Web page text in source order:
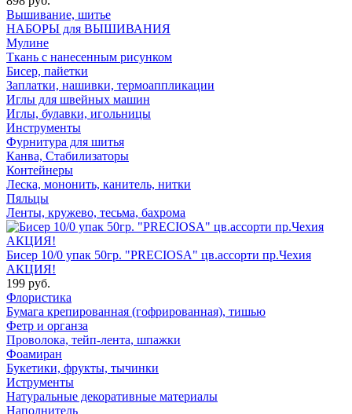
Вышивание, шитье
НАБОРЫ для ВЫШИВАНИЯ
Мулине
Ткань с нанесенным рисунком
Бисер, пайетки
Заплатки, нашивки, термоаппликации
Иглы для швейных машин
Иглы, булавки, игольницы
Инструменты
Фурнитура для шитья
Канва, Стабилизаторы
Контейнеры
Леска, мононить, канитель, нитки
Пяльцы
Ленты, кружево, тесьма, бахрома
Бисер 10/0 упак 50гр. "PRECIOSA" цв.ассорти пр.Чехия
АКЦИЯ!
199 руб.
Флористика
Бумага крепированная (гофрированная), тишью
Фетр и органза
Проволока, тейп-лента, шпажки
Фоамиран
Букетики, фрукты, тычинки
Иструменты
Натуральные декоративные материалы
Наполнитель